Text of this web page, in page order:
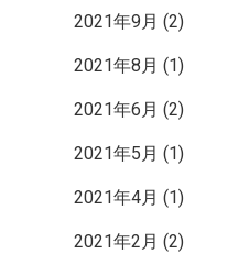
2021年9月 (2)
2021年8月 (1)
2021年6月 (2)
2021年5月 (1)
2021年4月 (1)
2021年2月 (2)